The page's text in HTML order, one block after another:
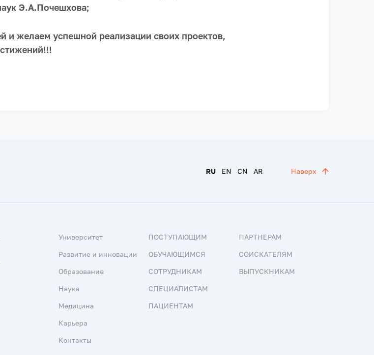
Э.А.Почешхова;
и желаем успешной реализации своих проектов,
RU EN CN AR Наверх
Университет
Развитие и инновации
Образование
Наука
Медицина
Карьера
Контакты
ПОСТУПАЮЩИМ
ОБУЧАЮЩИМСЯ
СОТРУДНИКАМ
СПЕЦИАЛИСТАМ
ПАЦИЕНТАМ
ПАРТНЕРАМ
СОИСКАТЕЛЯМ
ВЫПУСКНИКАМ